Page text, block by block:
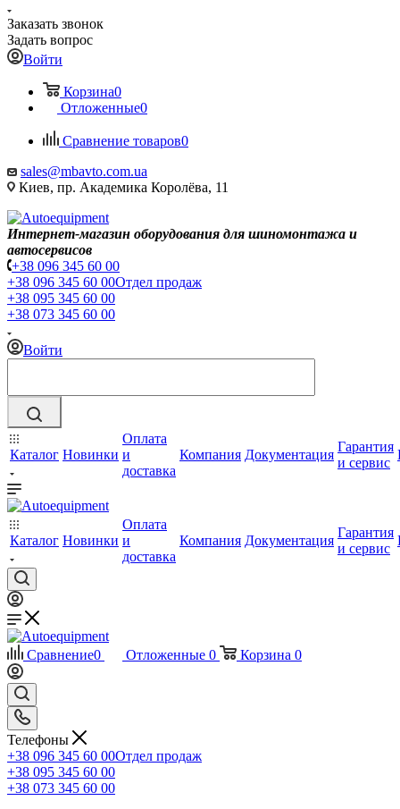
Заказать звонок
Задать вопрос
Войти
Корзина0
Отложенные0
Сравнение товаров0
sales@mbavto.com.ua
Киев, пр. Академика Королёва, 11
Интернет-магазин оборудования для шиномонтажа и
автосервисов
+38 096 345 60 00
+38 096 345 60 00Отдел продаж
+38 095 345 60 00
+38 073 345 60 00
Войти
Каталог Новинки
Оплата
и
доставка
Компания Документация
Гарантия
и сервис
Каталог Новинки
Оплата
и
доставка
Компания Документация
Гарантия
и сервис
Сравнение0 Отложенные 0 Корзина 0
Телефоны
+38 096 345 60 00Отдел продаж
+38 095 345 60 00
+38 073 345 60 00